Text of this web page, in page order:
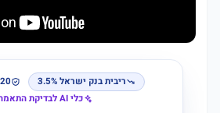
ריבית בנק ישראל 3.5%
20 שנות ניסיון
כלי AI לבדיקת התאמה